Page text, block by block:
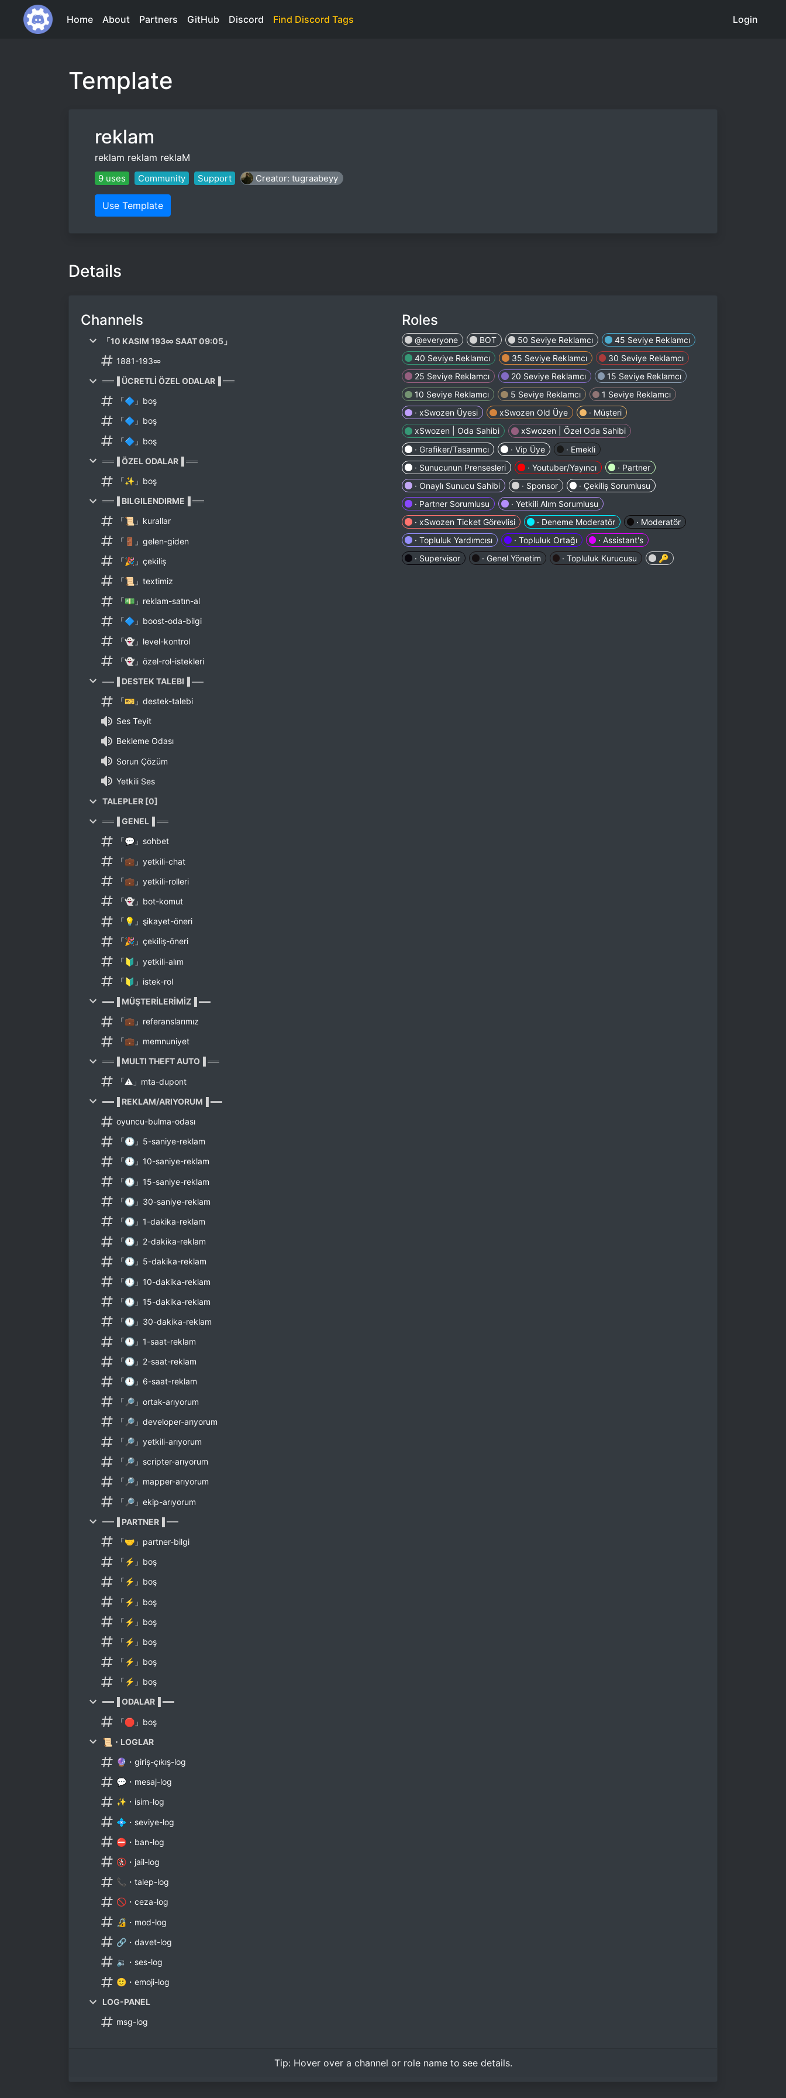
Home About Partners GitHub Discord Find Discord Tags Login
Template
reklam
reklam reklam reklaM
9 uses Community Support Creator: tugraabeyy
Use Template
Details
Channels
「10 KASIM 193∞ SAAT 09:05」
1881-193∞
══▐ ÜCRETLİ ÖZEL ODALAR▐ ══
「🔷」boş
「🔷」boş
「🔷」boş
══▐ ÖZEL ODALAR▐ ══
「✨」boş
══▐ BILGILENDIRME▐ ══
「📜」kurallar
「🚪」gelen-giden
「🎉」çekiliş
「📜」textimiz
「💵」reklam-satın-al
「🔷」boost-oda-bilgi
「👻」level-kontrol
「👻」özel-rol-istekleri
══▐ DESTEK TALEBI▐ ══
「🎫」destek-talebi
Ses Teyit
Bekleme Odası
Sorun Çözüm
Yetkili Ses
TALEPLER [0]
══▐ GENEL▐ ══
「💬」sohbet
「💼」yetkili-chat
「💼」yetkili-rolleri
「👻」bot-komut
「💡」şikayet-öneri
「🎉」çekiliş-öneri
「🔰」yetkili-alım
「🔰」istek-rol
══▐ MÜŞTERİLERİMİZ▐ ══
「💼」referanslarımız
「💼」memnuniyet
══▐ MULTI THEFT AUTO▐ ══
「⚠️」mta-dupont
══▐ REKLAM/ARIYORUM▐ ══
oyuncu-bulma-odası
「🕛」5-saniye-reklam
「🕛」10-saniye-reklam
「🕛」15-saniye-reklam
「🕛」30-saniye-reklam
「🕛」1-dakika-reklam
「🕛」2-dakika-reklam
「🕛」5-dakika-reklam
「🕛」10-dakika-reklam
「🕛」15-dakika-reklam
「🕛」30-dakika-reklam
「🕛」1-saat-reklam
「🕛」2-saat-reklam
「🕛」6-saat-reklam
「🔎」ortak-arıyorum
「🔎」developer-arıyorum
「🔎」yetkili-arıyorum
「🔎」scripter-arıyorum
「🔎」mapper-arıyorum
「🔎」ekip-arıyorum
══▐ PARTNER▐ ══
「🤝」partner-bilgi
「⚡」boş
「⚡」boş
「⚡」boş
「⚡」boş
「⚡」boş
「⚡」boş
「⚡」boş
══▐ ODALAR▐ ══
「🛑」boş
📜・LOGLAR
🔮・giriş-çıkış-log
💬・mesaj-log
✨・isim-log
💠・seviye-log
⛔・ban-log
🚷・jail-log
📞・talep-log
🚫・ceza-log
🔏・mod-log
🔗・davet-log
🔉・ses-log
🙂・emoji-log
LOG-PANEL
msg-log
Roles
@everyone BOT 50 Seviye Reklamcı
45 Seviye Reklamcı
40 Seviye Reklamcı
35 Seviye Reklamcı
30 Seviye Reklamcı
25 Seviye Reklamcı
20 Seviye Reklamcı
15 Seviye Reklamcı
10 Seviye Reklamcı
5 Seviye Reklamcı
1 Seviye Reklamcı
· xSwozen Üyesi
xSwozen Old Üye
· Müşteri
xSwozen | Oda Sahibi
xSwozen | Özel Oda Sahibi
· Grafiker/Tasarımcı
· Vip Üye
· Emekli
· Sunucunun Prensesleri
· Youtuber/Yayıncı
· Partner
· Onaylı Sunucu Sahibi
· Sponsor
· Çekiliş Sorumlusu
· Partner Sorumlusu
· Yetkili Alım Sorumlusu
· xSwozen Ticket Görevlisi
· Deneme Moderatör
· Moderatör
· Topluluk Yardımcısı
· Topluluk Ortağı
· Assistant's
· Supervisor
· Genel Yönetim · Topluluk Kurucusu 🔑
Tip: Hover overa channel or role name to see details.